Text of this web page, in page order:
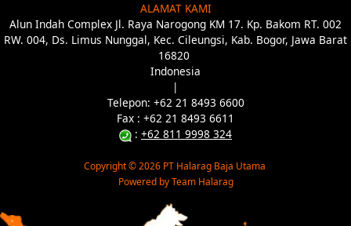
ALAMAT KAMI
Alun Indah Complex Jl. Raya Narogong KM 17. Kp. Bakom RT. 002
RW. 004, Ds. Limus Nunggal, Kec. Cileungsi, Kab. Bogor, Jawa Barat
16820
Indonesia
|
Telepon: +62 21 8493 6600
Fax : +62 21 8493 6611
: +62 811 9998 324
Copyright © 2026 PT Halarag Baja Utama
Powered by Team Halarag